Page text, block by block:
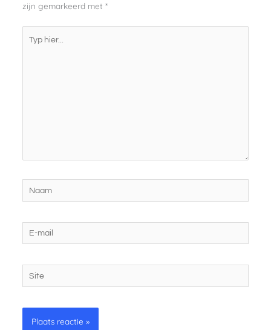
zijn gemarkeerd met *
Naam
mail
Site